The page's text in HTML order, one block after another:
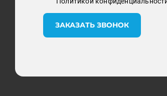
ЗАКАЗАТЬ ЗВОНОК